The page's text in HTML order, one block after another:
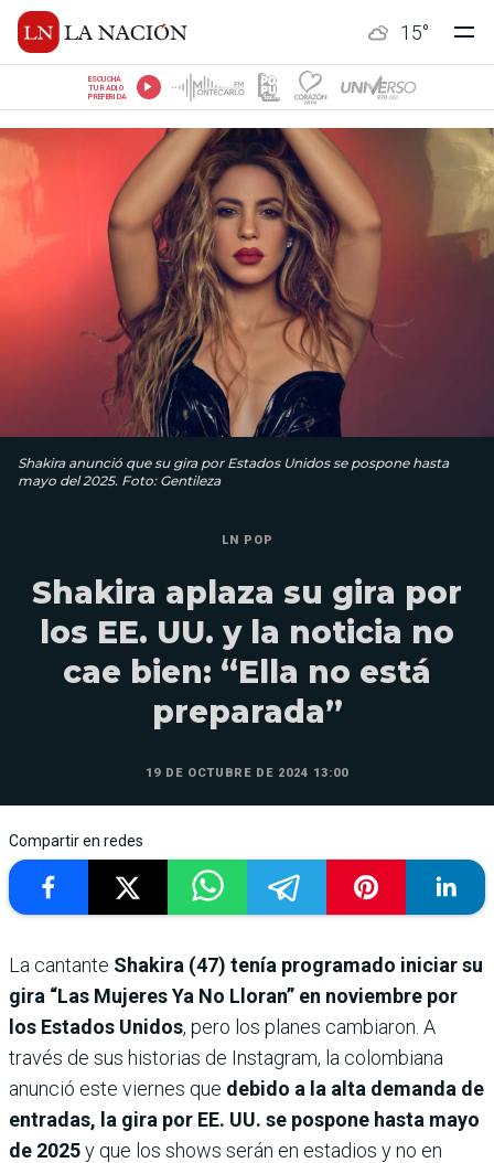
15°
ESCUCHÁ
TU RADIO
PREFERIDA
Shakira anunció que su gira por Estados Unidos se pospone hasta
mayo del 2025. Foto: Gentileza
LN POP
Shakira aplaza su gira por
los EE. UU. y la noticia no
cae bien: “Ella no está
preparada”
19 DE OCTUBRE DE 2024 13:00
Compartir en redes
La cantante Shakira (47) tenía programado iniciar su
gira “Las Mujeres Ya No Lloran” en noviembre por
los Estados Unidos, pero los planes cambiaron. A
través de sus historias de Instagram, la colombiana
anunció este viernes que debido a la alta demanda de
entradas, la gira por EE. UU. se pospone hasta mayo
de 2025y que los shows serán en estadios y no en